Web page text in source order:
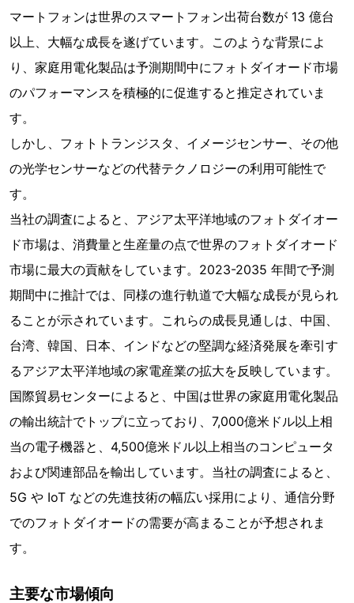
マートフォンは世界のスマートフォン出荷台数が 13 億台
以上、大幅な成長を遂げています。このような背景によ
り、家庭用電化製品は予測期間中にフォトダイオード市場
のパフォーマンスを積極的に促進すると推定されていま
す。
しかし、フォトトランジスタ、イメージセンサー、その他
の光学センサーなどの代替テクノロジーの利用可能性で
す。
当社の調査によると、アジア太平洋地域のフォトダイオー
ド市場は、消費量と生産量の点で世界のフォトダイオード
市場に最大の貢献をしています。2023-2035 年間で予測
期間中に推計では、同様の進行軌道で大幅な成長が見られ
ることが示されています。これらの成長見通しは、中国、
台湾、韓国、日本、インドなどの堅調な経済発展を牽引す
るアジア太平洋地域の家電産業の拡大を反映しています。
国際貿易センターによると、中国は世界の家庭用電化製品
の輸出統計でトップに立っており、7,000億米ドル以上相
当の電子機器と、4,500億米ドル以上相当のコンピュータ
および関連部品を輸出しています。当社の調査によると、
5G や IoT などの先進技術の幅広い採用により、通信分野
でのフォトダイオードの需要が高まることが予想されま
す。
主要な市場傾向